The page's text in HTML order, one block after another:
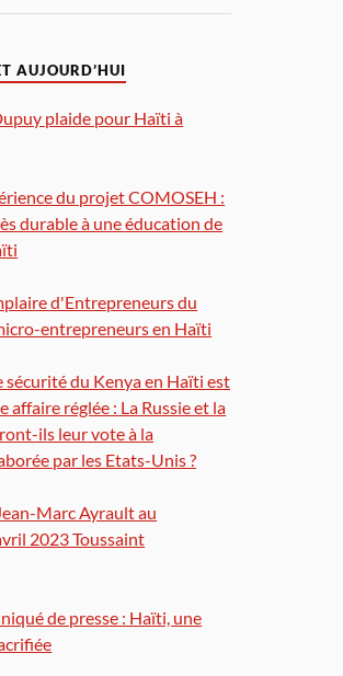
AUJOURD’HUI
plaide pour Haïti à
du projet COMOSEH :
durable à une éducation de
d'Entrepreneurs du
entrepreneurs en Haïti
sécurité du Kenya en Haïti est
affaire réglée : La Russie et la
ils leur vote à la
par les Etats-Unis ?
Marc Ayrault au
2023 Toussaint
de presse : Haïti, une